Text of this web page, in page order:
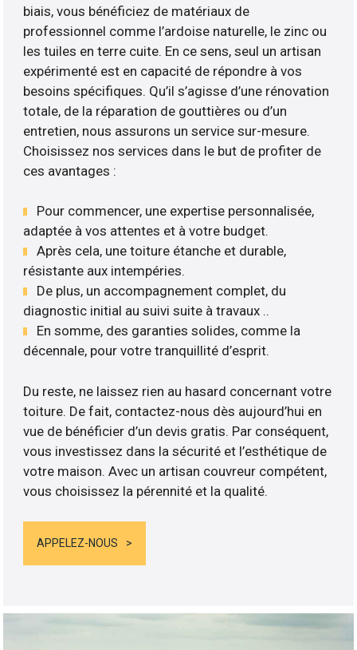
biais, vous bénéficiez de matériaux de
professionnel comme l’ardoise naturelle, le zinc ou
les tuiles en terre cuite. En ce sens, seul un artisan
expérimenté est en capacité de répondre à vos
besoins spécifiques. Qu’il s’agisse d’une rénovation
totale, de la réparation de gouttières ou d’un
entretien, nous assurons un service sur-mesure.
Choisissez nos services dans le but de profiter de
ces avantages :
Pour commencer, une expertise personnalisée,
adaptée à vos attentes et à votre budget.
Après cela, une toiture étanche et durable,
résistante aux intempéries.
De plus, un accompagnement complet, du
diagnostic initial au suivi suite à travaux ..
En somme, des garanties solides, comme la
décennale, pour votre tranquillité d’esprit.
Du reste, ne laissez rien au hasard concernant votre
toiture. De fait, contactez-nous dès aujourd’hui en
vue de bénéficier d’un devis gratis. Par conséquent,
vous investissez dans la sécurité et l’esthétique de
votre maison. Avec un artisan couvreur compétent,
vous choisissez la pérennité et la qualité.
APPELEZ-NOUS